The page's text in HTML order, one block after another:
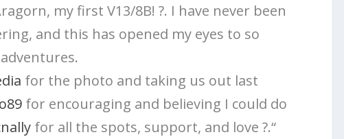
my first V13/8B! ?. I have never been
and this has opened my eyes to so
for the photo and taking us out last
for encouraging and believing I could do
for all the spots, support, and love ?.“